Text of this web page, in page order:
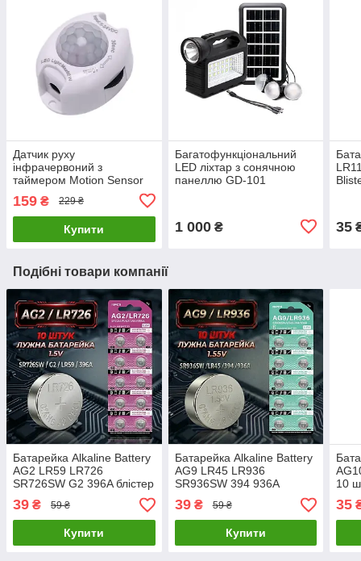
Датчик руху
інфрачервоний з
таймером Motion Sensor
159 ₴ 229 ₴
Купити
Багатофункціональний
LED ліхтар з сонячною
панеллю GD-101
1 000₴ 35
Подібні товари компанії
Батарейка Alkaline Battery
AG2 LR59 LR726
SR726SW G2 396A блістер
10 штук
39 ₴ 59 ₴
Купити
Батарейка Alkaline Battery
AG9 LR45 LR936
SR936SW 394 936A
блістер 10 штук
39₴ 59 ₴
Купити
10
35